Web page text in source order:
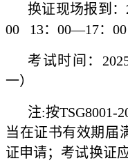
换证现场报到：
00 13：00—17：00
考试时间：
一）
注:按TSG8001-
当在证书有效期届
证申请；考试换证